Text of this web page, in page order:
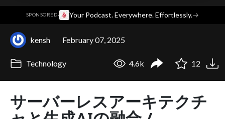
SPONSORED· Your Podcast. Everywhere. Effortlessly.→
kensh February 07, 2025
Technology 4.6k 12
サーバーレスアーキテクチ